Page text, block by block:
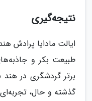
نتیجه‌گیری
ایالت مادایا پرادش
طبیعت بکر و
برتر گردشگری در هند
گذشته و حال، تجربه‌ای